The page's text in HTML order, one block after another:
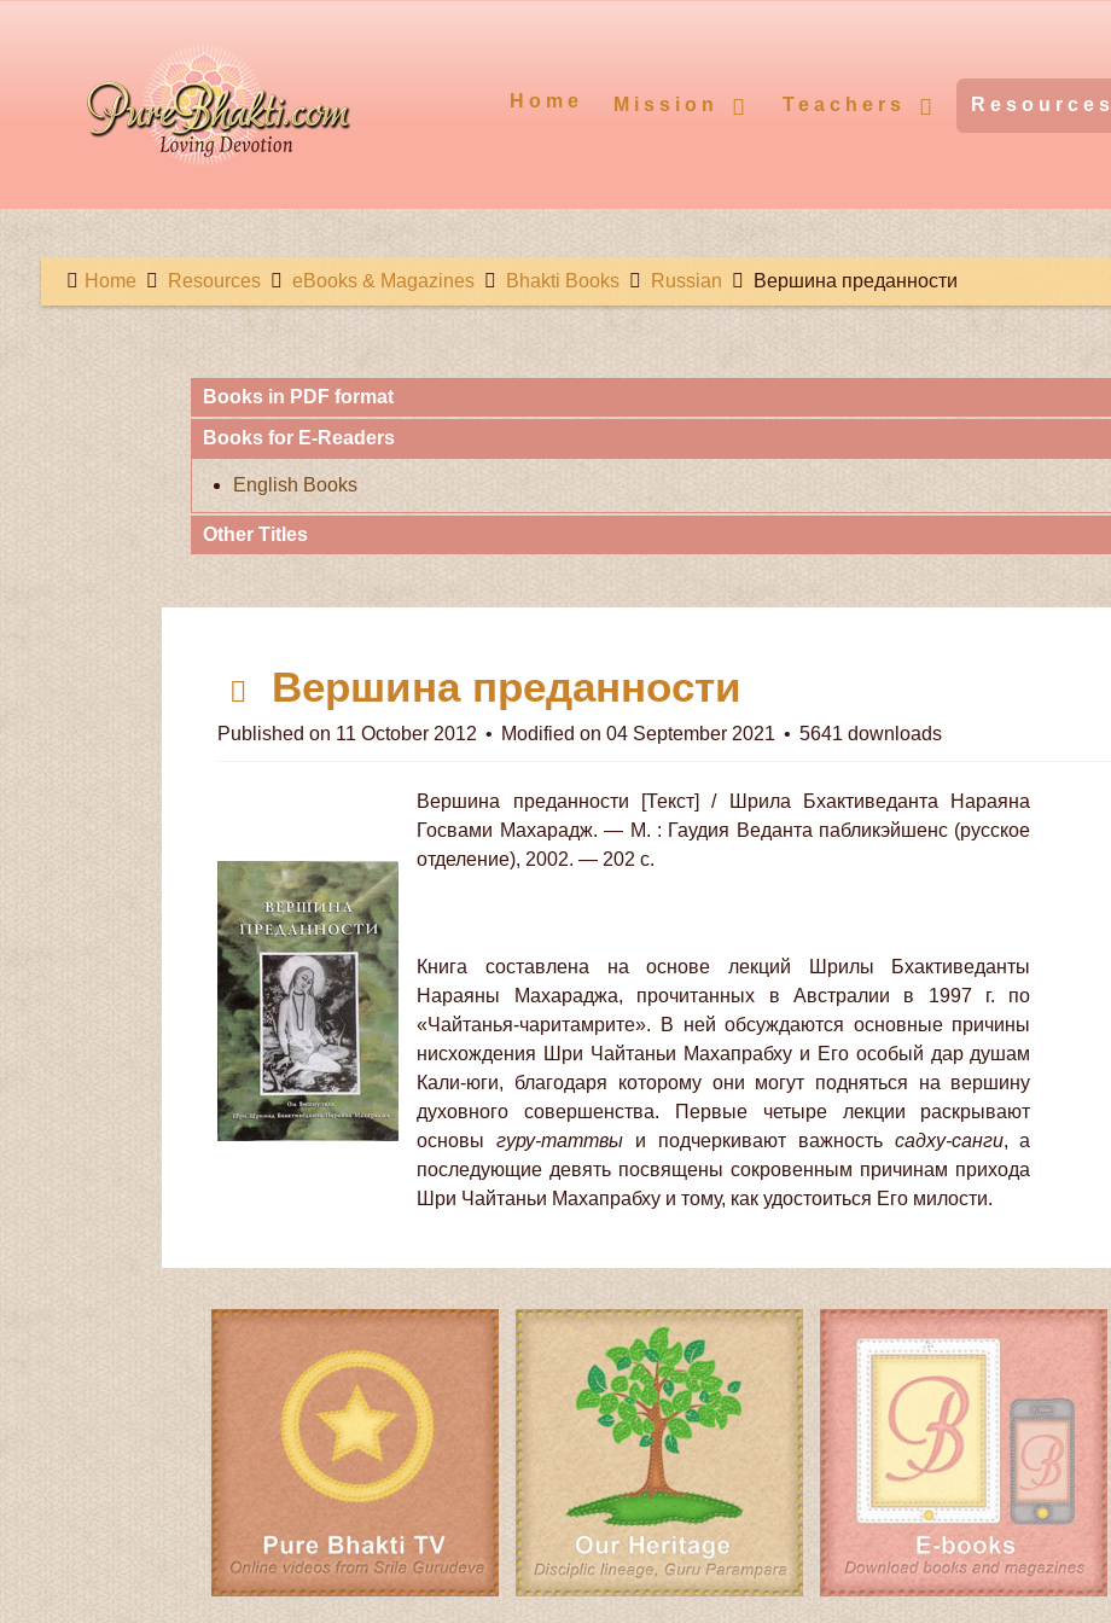
Home Mission Teachers Resources
Home Resources eBooks & Magazines Bhakti Books Russian Вершина преданности
Books in PDF format
Books for E-Readers
English Books
Other Titles
p
d
Вершина преданности
Published on 11 October 2012 Modified on 04 September 2021 5641 downloads
Вершина преданности [Текст] / Шрила Бхактиведанта Нараяна
Госвами Махарадж. — М. : Гаудия Веданта пабликэйшенс (русское
отделение), 2002. — 202 с.
Книга составлена на основе лекций Шрилы Бхактиведанты
Нараяны Махараджа, прочитанных в Австралии в 1997 г. по
«Чайтанья-чаритамрите». В ней обсуждаются основные причины
нисхождения Шри Чайтаньи Махапрабху и Его особый дар душам
Кали-юги, благодаря которому они могут подняться на вершину
духовного совершенства. Первые четыре лекции раскрывают
основыгуру-таттвы и подчеркивают важность садху-санги, а
последующие девять посвящены сокровенным причинам прихода
Шри Чайтаньи Махапрабху и тому, как удостоиться Его милости.